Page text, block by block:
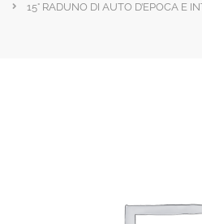
15° RADUNO DI AUTO D’EPOCA E